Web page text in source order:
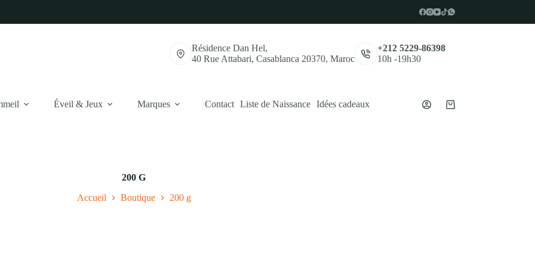
Résidence Dan Hel,
40 Rue Attabari, Casablanca 20370, Maroc
+212 5229-86398
10h -19h30
Éveil & Jeux Marques Contact Liste de Naissance Idées cadeaux
Panier
200 G
Accueil Boutique 200 g